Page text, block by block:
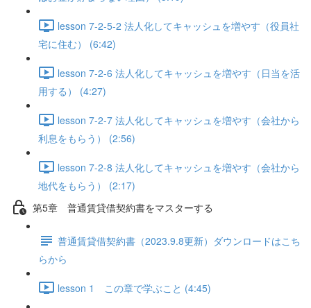
lesson 7-2-5-2 法人化してキャッシュを増やす（役員社
宅に住む） (6:42)
lesson 7-2-6 法人化してキャッシュを増やす（日当を活
用する） (4:27)
lesson 7-2-7 法人化してキャッシュを増やす（会社から
利息をもらう） (2:56)
lesson 7-2-8 法人化してキャッシュを増やす（会社から
地代をもらう） (2:17)
第5章 普通賃貸借契約書をマスターする
普通賃貸借契約書（2023.9.8更新）ダウンロードはこち
らから
lesson 1 この章で学ぶこと (4:45)